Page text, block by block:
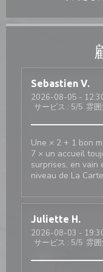
Sebastien V
2026-08-05 -
サービス : 5/5 雰
Une × 2 + 1 bon
7 × un accueil
surprises, en vain
niveau de La
Juliette H
2026-08-03 -
サービス : 5/5 雰